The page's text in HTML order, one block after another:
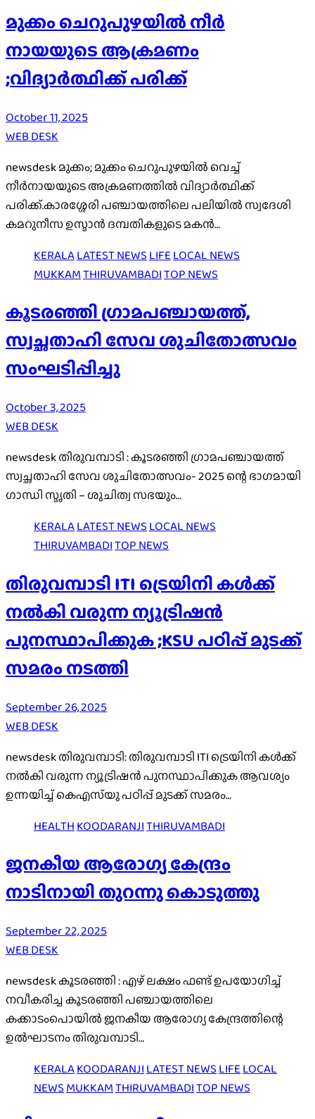
മുക്കം ചെറുപുഴയിൽ നീർ
നായയുടെ ആക്രമണം
;വിദ്യാർത്ഥിക്ക് പരിക്ക്
October 11, 2025
WEB DESK
newsdesk മുക്കം; മുക്കം ചെറുപുഴയിൽ വെച്ച്
നീർനായയുടെ അക്രമണത്തിൽ വിദ്യാർത്ഥിക്ക്
പരിക്ക്.കാരശ്ശേരി പഞ്ചായത്തിലെ പലിയിൽ സ്വദേശി
കമറുനീസ ഉസ്മാൻ ദമ്പതികളുടെ മകൻ…
KERALALATEST NEWSLIFELOCAL NEWS
MUKKAMTHIRUVAMBADITOP NEWS
കൂടരഞ്ഞി ഗ്രാമപഞ്ചായത്ത്‌,
സ്വച്ഛതാഹി സേവ ശുചിതോത്സവം
സംഘടിപ്പിച്ചു
October 3, 2025
WEB DESK
newsdesk തിരുവമ്പാടി : കൂടരഞ്ഞി ഗ്രാമപഞ്ചായത്ത്‌
സ്വച്ഛതാഹി സേവ ശുചിതോത്സവം- 2025 ന്റെ ഭാഗമായി
ഗാന്ധി സ്മൃതി – ശുചിത്വ സഭയും…
KERALALATEST NEWSLOCAL NEWS
THIRUVAMBADITOP NEWS
തിരുവമ്പാടി ITI ട്രെയിനി കൾക്ക്
നൽകി വരുന്ന ന്യൂട്രിഷൻ
പുനസ്ഥാപിക്കുക ;KSU പഠിപ്പ് മുടക്ക്
സമരം നടത്തി
September 26, 2025
WEB DESK
newsdesk തിരുവമ്പാടി: തിരുവമ്പാടി ITI ട്രെയിനി കൾക്ക്
നൽകി വരുന്ന ന്യൂട്രിഷൻ പുനസ്ഥാപിക്കുക ആവശ്യം
ഉന്നയിച്ച് കെഎസ്‌യു പഠിപ്പ് മുടക്ക് സമരം…
HEALTH KOODARANJITHIRUVAMBADI
ജനകീയ ആരോഗ്യ കേന്ദ്രം
നാടിനായി തുറന്നു കൊടുത്തു
September 22, 2025
WEB DESK
newsdesk കൂടരഞ്ഞി : എഴ് ലക്ഷം ഫണ്ട്‌ ഉപയോഗിച്ച്
നവീകരിച്ച കൂടരഞ്ഞി പഞ്ചായത്തിലെ
കക്കാടംപൊയിൽ ജനകീയ ആരോഗ്യ കേന്ദ്രത്തിന്റെ
ഉൽഘാടനം തിരുവമ്പാടി…
KERALAKOODARANJILATEST NEWSLIFELOCAL
NEWSMUKKAMTHIRUVAMBADITOP NEWS